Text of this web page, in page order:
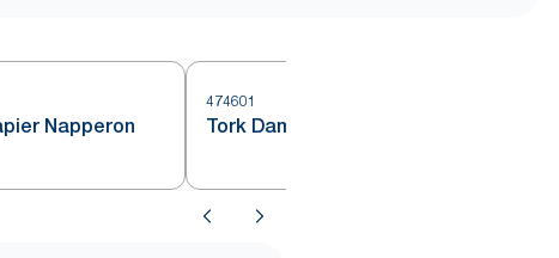
Napperon
474601
Tork Damastpapier Tafelrol Wit